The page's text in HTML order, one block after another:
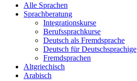
Alle Sprachen
Sprachberatung
Integrationskurse
Berufssprachkurse
Deutsch als Fremdsprache
Deutsch für Deutschsprachige
Fremdsprachen
Altgriechisch
Arabisch